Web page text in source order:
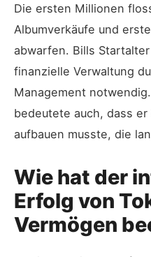
Die ersten Millionen
Albumverkäufe und
abwarfen. Bills
finanzielle Verwaltung
Management
bedeutete auch, dass
aufbauen musste, die
Wie hat der
Erfolg von
Vermögen